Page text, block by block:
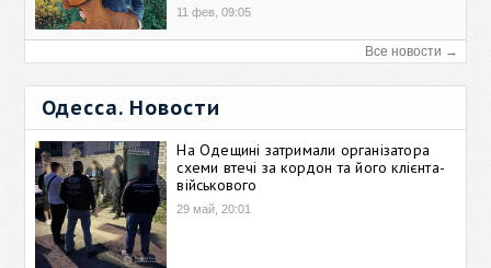
11 фев, 09:05
Все новости →
Одесса. Новости
На Одещині затримали організатора
схеми втечі за кордон та його клієнта-
військового
29 май, 20:01